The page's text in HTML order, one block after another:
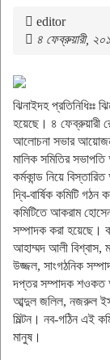
editor
৪ ফেব্রুয়ারী,
ঝিনাইদহ প্রতিনিধিঃঃ
হয়েছে। ৪ ফেব্রুয়ারী
আলোচনা সভার আয়োজন
মালিক সমিতির
কর্মকান্ড নিয়ে
দ্বি-বার্ষিক কমিটি গঠন
কমিটিতে আকরাম
সম্পাদক করা হয়েছে।
আহাম্মদ আলী বিশ্বাস,
উজ্জল, সাংগঠনিক
দপ্তর সম্পাদক শওকত
আব্দুল জলিল, নজরুল
মিল্টন। নব-গঠিন এই
মানুষ।